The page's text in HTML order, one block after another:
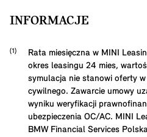
INFORMACJE
Rata miesięczna w MINI
okres leasingu 24 mies,
symulacja nie stanowi oferty
cywilnego. Zawarcie umowy
wyniku weryfikacji
ubezpieczenia OC/AC. MINI
BMW Financial Services